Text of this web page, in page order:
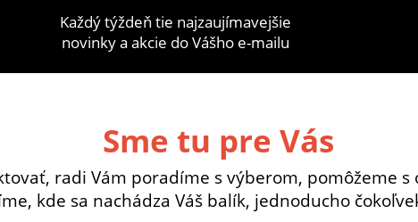
Každý týždeň tie najzaujímavejšie
novinky a akcie do Vášho e-mailu
Sme tu pre Vás
radi Vám poradíme s výberom, pomôžeme
kde sa nachádza Váš balík, jednoducho